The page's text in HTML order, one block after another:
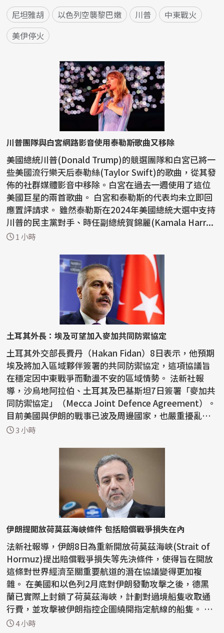
尼坦雅胡 以色列空襲黎巴嫩 川普
中東戰火
美伊停火
川普團隊與白宮網路影音使用泰勒斯歌曲又移除
美國總統川普(Donald Trump)的競選團隊和白宮已將一
些美國流行樂天后泰勒絲(Taylor Swift)的歌曲，從其發
佈的社群媒體影音中移除。白宮在過去一週使用了這位
美國巨星的兩首歌曲。 白宮和泰勒斯的代表均未立即回
應置評請求。 雖然泰勒斯在2024年美國總統大選中支持
川普的民主黨對手、時任副總統賀錦麗(Kamala Harr...
1 小時
土耳其外長：埃及可望加入麥加共同防禦協定
土耳其外交部長費丹（Hakan Fidan）8日表示，他預期
埃及將加入區域夥伴簽署的共同防禦協定，這項協議旨
在穩定因中東戰爭而動盪不安的區域情勢。 法新社報
導，沙烏地阿拉伯、土耳其及巴基斯坦7日簽署「麥加共
同防禦協定」（Mecca Joint Defence Agreement）。
目前美國與伊朗的戰事已波及周邊國家，也嚴重擾亂荷
莫茲...
3 小時
伊朗提開放荷莫茲海峽條件 包括賠償戰爭損失在內
法新社報導，伊朗8日為重新開放荷莫茲海峽(Strait of
Hormuz)提出賠償戰爭損失等先決條件，使得旨在開放
這條對世界經濟至關重要航道的潛在協議變得更加複
雜。 在美國和以色列2月底對伊朗發動攻擊之後，德黑
蘭已實際上封鎖了荷莫茲海峽，計劃對過境船隻收取通
行費，並攻擊被伊朗指控企圖繞開指定航線的船隻。 在
戰前...
4 小時